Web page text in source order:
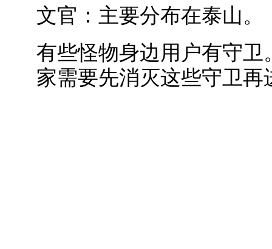
文官：主要分布在泰山。
有些怪物身边用户有守
家需要先消灭这些守卫再